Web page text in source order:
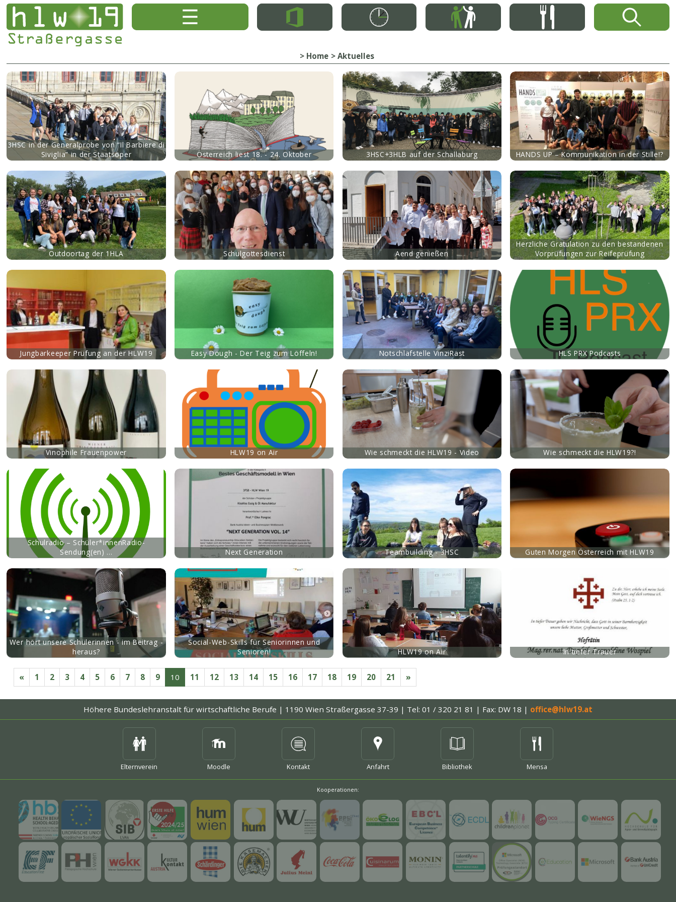
Home Aktuelles
3HSC in der Generalprobe von “Il Barbiere di
Siviglia” in der Staatsoper
Österreich liest 18. - 24. Oktober
mehr
3HSC+3HLB auf der Schallaburg HANDS UP – Kommunikation in der Stille!?
mehr
Outdoortag der 1HLA Schulgottesdienst
mehr
Aend genießen
mehr
Herzliche Gratulation zu den bestandenen
Vorprüfungen zur Reifeprüfung
mehr
Jungbarkeeper Prüfung an der HLW19 Easy Dough - Der Teig zum Löffeln! Notschlafstelle VinziRast HLS PRX Podcasts
mehr
Vinophile Frauenpower HLW19 on Air
mehr
Wie schmeckt die HLW19 - Video Wie schmeckt die HLW19?!
mehr
Schulradio – Schüler*innenRadio-
Sendung(en) …
Next Generation
mehr
Teambuilding - 3HSC Guten Morgen Österreich mit HLW19
Wer hört unsere Schülerinnen - im Beitrag -
heraus?
Social-Web-Skills für Seniorinnen und
Senioren!
mehr
HLW19 on Air
mehr
In tiefer Trauer
mehr
« 1 2 3 4 5 6 7 8 9 10 11 12 13 14 15 16 17 18 19 20 21 »
Höhere Bundeslehranstalt für wirtschaftliche Berufe | 1190 Wien Straßergasse 37-39 | Tel: 01 / 320 21 81 | Fax: DW 18 | office@hlw19.at
Elternverein Moodle
mehr
Kontakt
mehr
Anfahrt
mehr
Bibliothek
mehr
Mensa
mehr
Kooperationen:
mehr mehr mehr mehr
mehr mehr mehr